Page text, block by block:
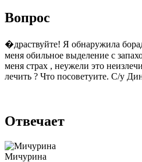
Вопрос
�драствуйте! Я обнаружила
меня обильное выделение с
меня страх , неужели это
лечить ? Что посоветуите. С/у
Отвечает
Мичурина